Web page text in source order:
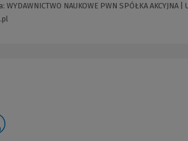
WYDAWNICTWO NAUKOWE PWN SPÓŁKA